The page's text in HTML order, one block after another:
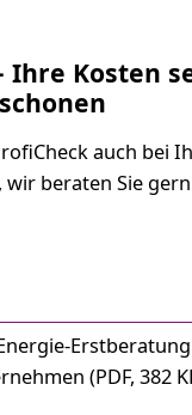
Ihre Kosten
auch bei
wir beraten Sie
(PDF, 382